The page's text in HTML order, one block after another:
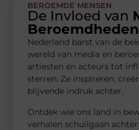
BEROEMDE MENSEN
De Invloed van
Beroemdheden
Nederland barst van de
wereld van media en
artiesten en acteurs tot
sterren. Ze inspireren,
blijvende indruk achter.
Ontdek wie ons land in
verhalen schuilgaan achter